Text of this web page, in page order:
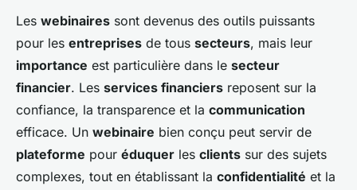
Les webinaires sont devenus des outils puissants
pour les entreprises de tous secteurs, mais leur
importance est particulière dans le secteur
financier. Les services financiers reposent sur la
confiance, la transparence et la communication
efficace. Un webinaire bien conçu peut servir de
plateforme pour éduquer les clients sur des sujets
complexes, tout en établissant la confidentialité et la